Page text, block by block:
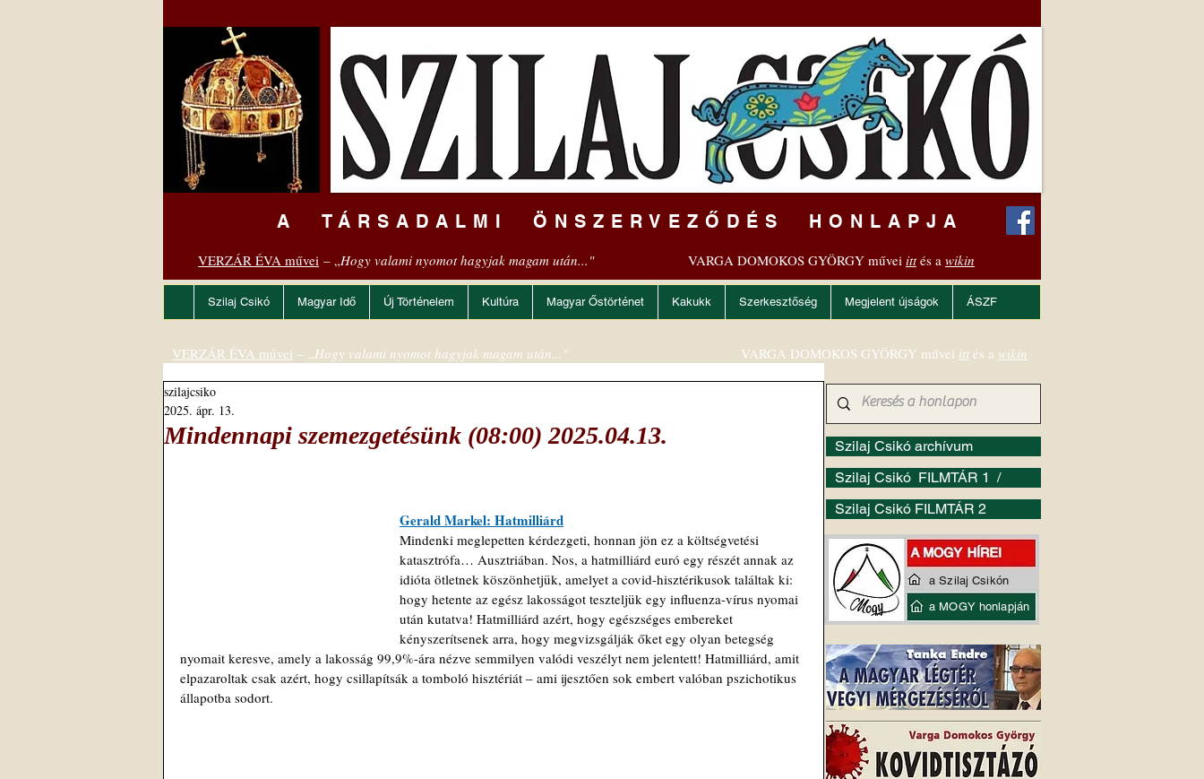
A TÁRSADALMI ÖNSZERVEZŐDÉS HONLAPJA
VERZÁR ÉVA művei – „Hogy valami nyomot hagyjak magam után..." VARGA DOMOKOS GYÖRGY művei ittés a wikin
Szilaj Csikó Magyar Idő Új Történelem Kultúra Magyar Őstörténet Kakukk Szerkesztőség Megjelent újságok ÁSZF
Mindennapi szemezgetésünk (08:00) 2025.04.13.
szilajcsiko
2025. ápr. 13.
Gerald Markel: Hatmilliárd
Mindenki meglepetten kérdezgeti, honnan jön ez a költségvetési
katasztrófa… Ausztriában. Nos, a hatmilliárd euró egy részét annak az
idióta ötletnek köszönhetjük, amelyet a covid-hisztérikusok találtak ki:
hogy hetente az egész lakosságot teszteljük egy influenza-vírus nyomai
után kutatva! Hatmilliárd azért, hogy egészséges embereket
kényszerítsenek arra, hogy megvizsgálják őket egy olyan betegség
nyomait keresve, amely a lakosság 99,9%-ára nézve semmilyen valódi veszélyt nem jelentett! Hatmilliárd, amit
elpazaroltak csak azért, hogy csillapítsák a tomboló hisztériát – ami ijesztően sok embert valóban pszichotikus
állapotba sodort.
Szilaj Csikó archívum
Szilaj Csikó FILMTÁR 1 /
Szilaj Csikó FILMTÁR 2
VERZÁR ÉVA művei – „Hogy valami nyomot hagyjak magam után..." VARGA DOMOKOS GYÖRGY művei itt és a wikin
a Szilaj Csikón
a MOGY honlapján